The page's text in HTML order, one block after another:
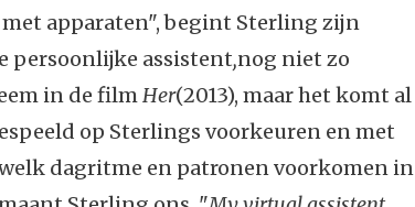
apparaten", begint Sterling zijn
persoonlijke assistent,nog niet zo
in de filmHer(2013), maar het komt al
op Sterlings voorkeuren en met
dagritme en patronen voorkomen in